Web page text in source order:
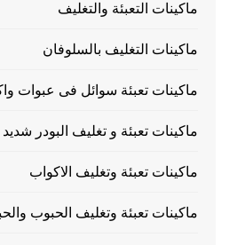
ماكينات التعبئة والتغليف
ماكينات التغليف بالسلوفان
ماكينات تعبئة سوائل فى عبوات
ماكينات تعبئة و تغليف البودر شديد
ماكينات تعبئة وتغليف الاكواب
ماكينات تعبئة وتغليف الحبوب